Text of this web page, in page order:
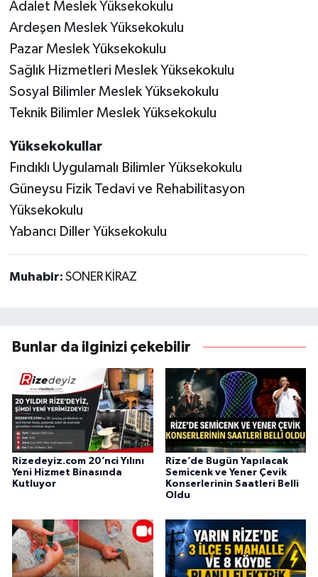
Adalet Meslek Yüksekokulu
Ardeşen Meslek Yüksekokulu
Pazar Meslek Yüksekokulu
Sağlık Hizmetleri Meslek Yüksekokulu
Sosyal Bilimler Meslek Yüksekokulu
Teknik Bilimler Meslek Yüksekokulu
Yüksekokullar
Fındıklı Uygulamalı Bilimler Yüksekokulu
Güneysu Fizik Tedavi ve Rehabilitasyon
Yüksekokulu
Yabancı Diller Yüksekokulu
Muhabir: SONER KİRAZ
Bunlar da ilginizi çekebilir
Rizedeyiz.com 20’nci Yılını
Yeni Hizmet Binasında
Kutluyor
Rize’de Bugün Yapılacak
Semicenk ve Yener Çevik
Konserlerinin Saatleri Belli
Oldu